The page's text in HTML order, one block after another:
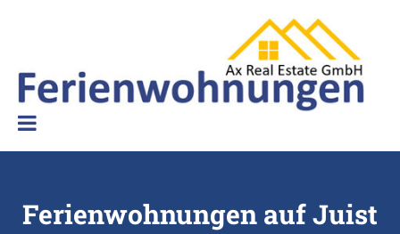
Ferienwohnungen Ax Real Estate
Ferienwohnungen auf Juist